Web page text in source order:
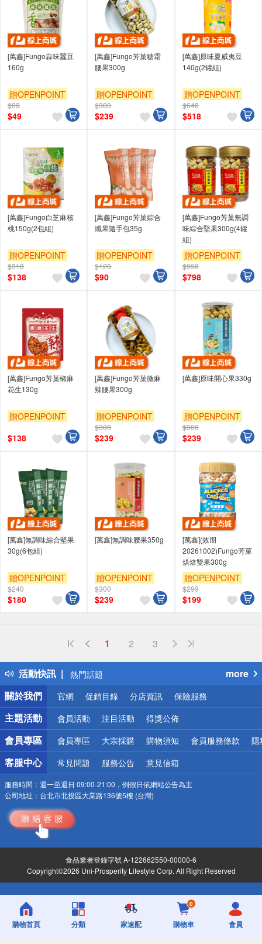
[萬鑫]Fungo蒜味蠶豆
160g
贈OPENPOINT
$89
$49
[萬鑫]Fungo芳菓糖霜
腰果300g
贈OPENPOINT
$300
$239
[萬鑫]原味夏威夷豆
140g(2罐組)
贈OPENPOINT
$648
$518
[萬鑫]Fungo白芝麻核
桃150g(2包組)
贈OPENPOINT
$318
$138
[萬鑫]Fungo芳菓綜合
纖果隨手包35g
贈OPENPOINT
$120
$90
[萬鑫]Fungo芳菓無調
味綜合堅果300g(4罐
組)
贈OPENPOINT
$998
$798
[萬鑫]Fungo芳菓椒麻
花生130g
贈OPENPOINT
$138
[萬鑫]Fungo芳菓微麻
辣腰果300g
贈OPENPOINT
$300
$239
[萬鑫]原味開心果330g
贈OPENPOINT
$300
$239
[萬鑫]無調味綜合堅果
30g(6包組)
贈OPENPOINT
$240
$180
[萬鑫]無調味腰果350g
贈OPENPOINT
$300
$239
[萬鑫](效期
20261002)Fungo芳菓
烘焙雙果300g
贈OPENPOINT
$299
$199
1 2 3
活動快訊
詐騙網頁！請小心！
得獎公告
熱門話題
銀行優惠
偏遠地區配送
詐騙網頁！請小心！
more
關於我們
官網 促銷目錄 分店資訊 保險服務
主題活動 會員活動 注目活動 得獎公佈
會員專區 會員專區 大宗採購 購物須知 會員服務條款 隱
客服中心 常見問題 服務公告 意見信箱
服務時間： 週一至週日 09:00-21:00，例假日依網站公告為主
公司地址： 台北市北投區大業路136號5樓 (台灣)
食品業者登錄字號 A-122662550-00000-6
Copyright©2026 Uni-Prosperity Lifestyle Corp. All Right Reserved
購物首頁 分類 家速配
0
購物車 會員